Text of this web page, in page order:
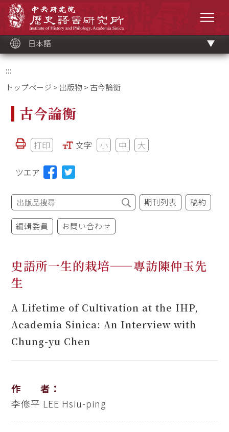
ッ
ク
日本語
:::
トップページ > 出版物 > 古今論衡
古今論衡
打印 文字 小 中 大
ツエア
期刊列表 稿約
編輯委員 お問い合わせ
史語所一生的栽培——專訪陳仲玉先
生
A Lifetime of Cultivation at the IHP,
Academia Sinica: An Interview with
Chung-yu Chen
作 者：
李修平 LEE Hsiu-ping